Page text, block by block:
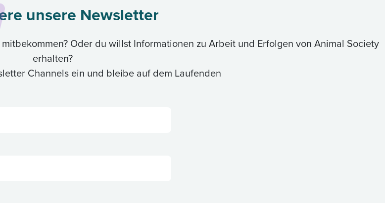
unsere Newsletter
Oder du willst Informationen zu Arbeit und Erfolgen von Animal Society
erhalten?
Channels ein und bleibe auf dem Laufenden